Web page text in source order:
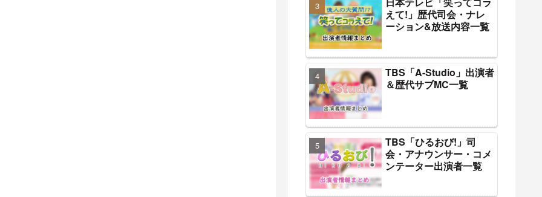
えて!」歴代司会・ナレ
ーション&放送内容一覧
TBS「A-Studio」出演者
＆歴代サブMC一覧
TBS「ひるおび!」司
会・アナウンサー・コメ
ンテーター出演者一覧